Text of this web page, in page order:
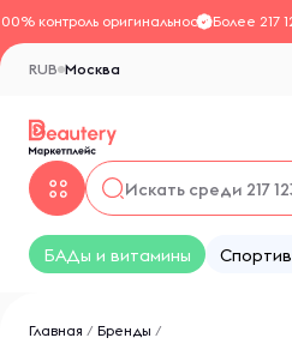
контроль оригинальностиБолее 217
Москва
RUB
БАДы и витамины
Главная / Бренды /